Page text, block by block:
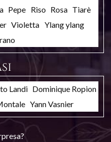
Pepe Riso Rosa Tiarè
Violetta Ylang ylang
Landi Dominique Ropion
Yann Vasnier